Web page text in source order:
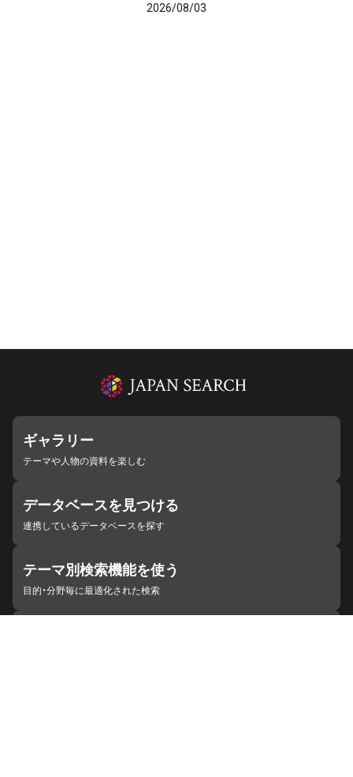
2026/08/03
ギャラリー
テーマや人物の資料を楽しむ
データベースを見つける
連携しているデータベースを探す
テーマ別検索機能を使う
目的・分野毎に最適化された検索